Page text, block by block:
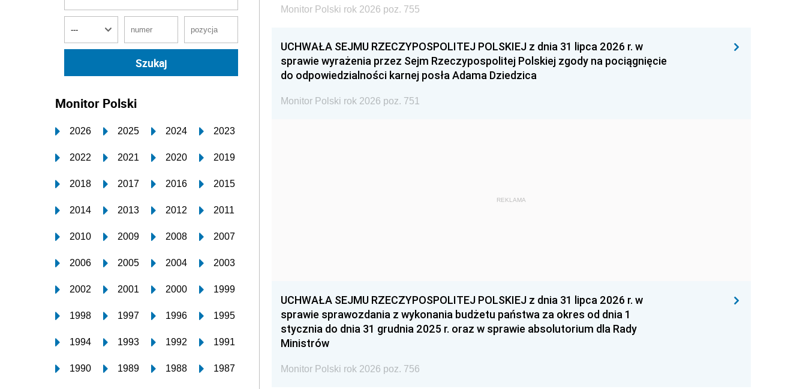
Monitor Polski
2026 2025 2024 2023
2022 2021 2020 2019
2018 2017 2016 2015
2014 2013 2012 2011
2010 2009 2008 2007
2006 2005 2004 2003
2002 2001 2000 1999
1998 1997 1996 1995
1994 1993 1992 1991
1990 1989 1988 1987
Monitor Polski rok 2026 poz. 755
UCHWAŁA SEJMU RZECZYPOSPOLITEJ POLSKIEJ z dnia 31 lipca 2026 r. w
sprawie wyrażenia przez Sejm Rzeczypospolitej Polskiej zgody na pociągnięcie
do odpowiedzialności karnej posła Adama Dziedzica
Monitor Polski rok 2026 poz. 751
REKLAMA
UCHWAŁA SEJMU RZECZYPOSPOLITEJ POLSKIEJ z dnia 31 lipca 2026 r. w
sprawie sprawozdania z wykonania budżetu państwa za okres od dnia 1
stycznia do dnia 31 grudnia 2025 r. oraz w sprawie absolutorium dla Rady
Ministrów
Monitor Polski rok 2026 poz. 756